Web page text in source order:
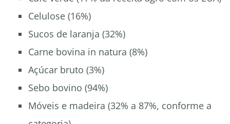
Celulose (16%)
Sucos de laranja (32%)
Carne bovina in natura (8%)
Açúcar bruto (3%)
Sebo bovino (94%)
Móveis e madeira (32% a 87%, conforme a